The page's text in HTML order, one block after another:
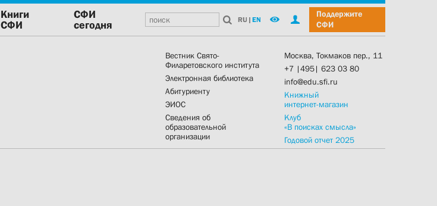
Книги
СФИ
СФИ
сегодня
RU | EN
Поддержите
СФИ
Вестник Свято-
Филаретовского института
Электронная библиотека
Абитуриенту
ЭИОС
Сведения об
образовательной
организации
Москва, Токмаков пер., 11
+7 |495| 623 03 80
info@edu.sfi.ru
Книжный
интернет-магазин
Клуб
«В поисках смысла»
Годовой отчет 2025